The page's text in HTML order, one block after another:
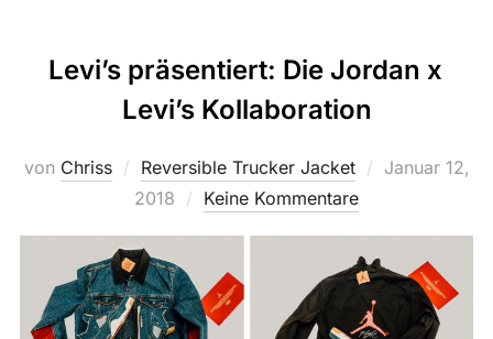
Levi’s präsentiert: Die Jordan x
Levi’s Kollaboration
von Chriss Reversible Trucker Jacket
Veröffentlicht
Januar 12,
2018
Keine Kommentare